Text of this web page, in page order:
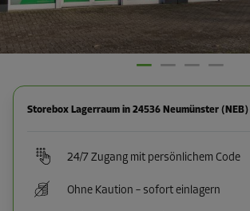
Storebox Lagerraum in 24536 Neumünster (NEB)
24/7 Zugang mit persönlichem Code
Ohne Kaution – sofort einlagern